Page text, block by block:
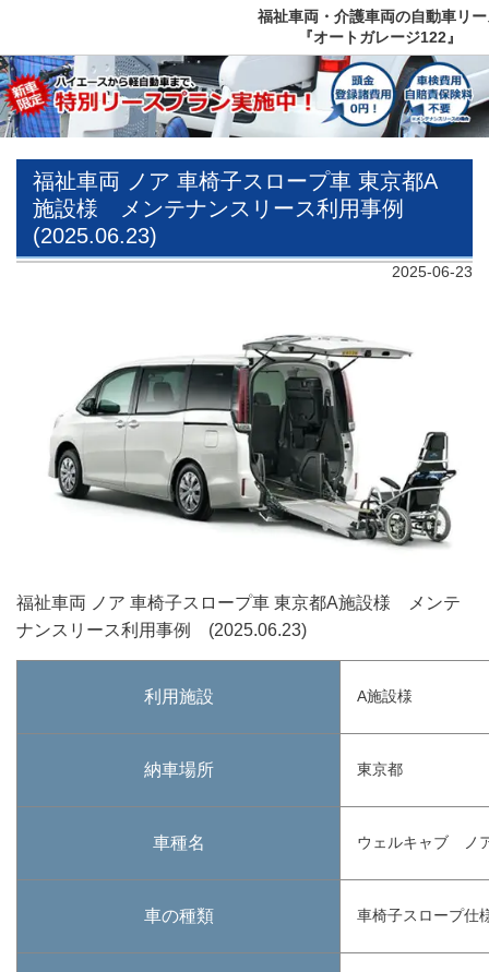
福祉車両・介護車両の自動車リ
『オートガレージ122』
福祉車両 ノア 車椅子スロープ車 東京都A
施設様 メンテナンスリース利用事例
(2025.06.23)
2025-06-23
福祉車両 ノア 車椅子スロープ車 東京都A施設様 メンテ
ナンスリース利用事例 (2025.06.23)
利用施設 A施設様
納車場所 東京都
車種名 ウェルキャブ
車の種類 車椅子スロープ